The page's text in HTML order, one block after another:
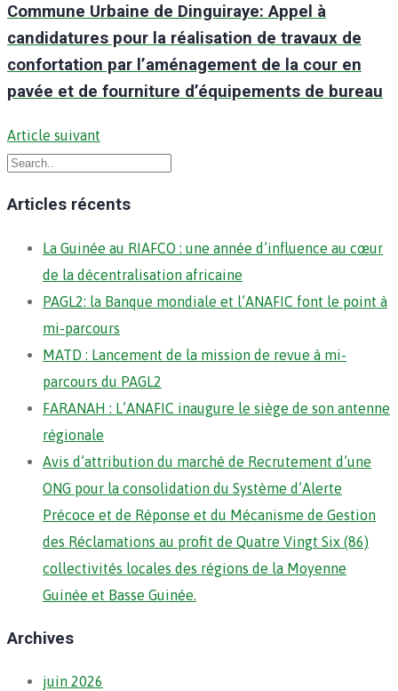
Commune Urbaine de Dinguiraye: Appel à
candidatures pour la réalisation de travaux de
confortation par l’aménagement de la cour en
pavée et de fourniture d’équipements de bureau
Article suivant
Articles récents
La Guinée au RIAFCO : une année d’influence au cœur
de la décentralisation africaine
PAGL2: la Banque mondiale et l’ANAFIC font le point à
mi-parcours
MATD : Lancement de la mission de revue à mi-
parcours du PAGL2
FARANAH : L’ANAFIC inaugure le siège de son antenne
régionale
Avis d’attribution du marché de Recrutement d’une
ONG pour la consolidation du Système d’Alerte
Précoce et de Réponse et du Mécanisme de Gestion
des Réclamations au profit de Quatre Vingt Six (86)
collectivités locales des régions de la Moyenne
Guinée et Basse Guinée.
Archives
juin 2026